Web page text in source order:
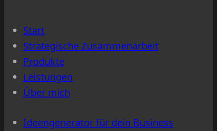
20
Start
Strategische Zusammenarbeit
Produkte
Leistungen
Über mich
Ideengenerator für dein Business